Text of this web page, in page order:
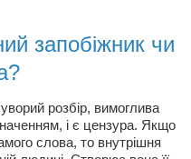
запобіжник чи
розбір, вимоглива
і є цензура. Якщо
слова, то внутрішня